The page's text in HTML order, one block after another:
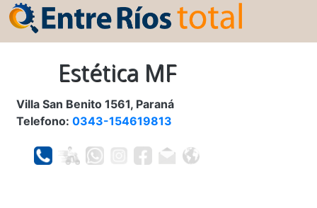
Estética MF
Villa San Benito 1561, Paraná
Telefono: 0343-154619813